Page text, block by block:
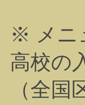
※ メニ
高校の
（全